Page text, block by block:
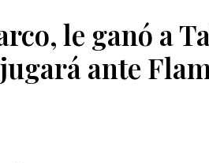
le ganó a
ante